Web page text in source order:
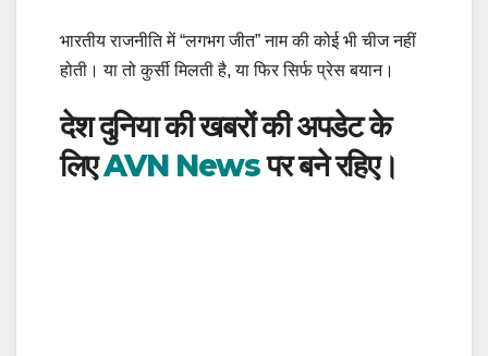
भारतीय राजनीति में “लगभग जीत” नाम की कोई भी चीज नहीं
होती। या तो कुर्सी मिलती है, या फिर सिर्फ प्रेस बयान।
देश दुनिया की खबरों की अपडेट के
लिएAVN Newsपर बने रहिए।